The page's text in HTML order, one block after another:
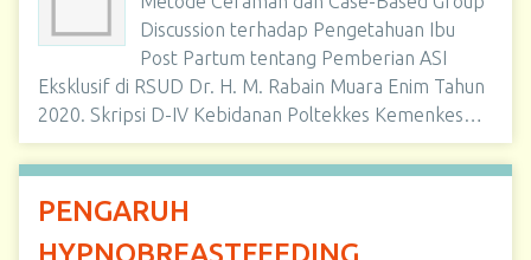
Discussion terhadap Pengetahuan Ibu
Post Partum tentang Pemberian ASI
Eksklusif di RSUD Dr. H. M. Rabain Muara Enim Tahun
2020. Skripsi D-IV Kebidanan Poltekkes Kemenkes…
PENGARUH
HYPNOBREASTFEEDING